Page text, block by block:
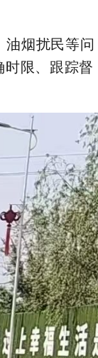
油烟扰民等问
限、跟踪督